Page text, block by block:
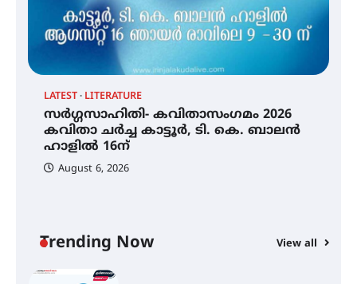
LATEST LITERATURE
സർഗ്ഗസാഹിതി- കവിതാസംഗമം 2026
കവിതാ ചർച്ച കാട്ടൂർ, ടി. കെ. ബാലൻ
ഹാളിൽ 16ന്
August 6, 2026
Trending Now View all
തേലപ്പിളളി പാറേമൽ വറീത്
തോമാസ് (69) അന്തരിച്ചു
സർഗ്ഗസാഹിതി- കവിതാസംഗമം
2026 കവിതാ ചർച്ച കാട്ടൂർ, ടി. കെ.
ബാലൻ ഹാളിൽ 16ന്